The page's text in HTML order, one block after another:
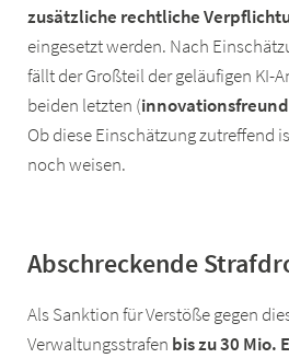
zusätzliche rechtliche
eingesetzt werden. Nach
fällt der Großteil der geläufigen KI-
beiden letzten (
Ob diese Einschätzung zutreffend
noch weisen.
Abschreckende
Als Sanktion für Verstöße gegen
Verwaltungsstrafen bis zu 30 Mio.